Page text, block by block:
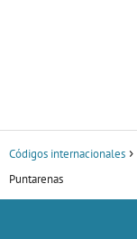
Códigos internacionales
Puntarenas